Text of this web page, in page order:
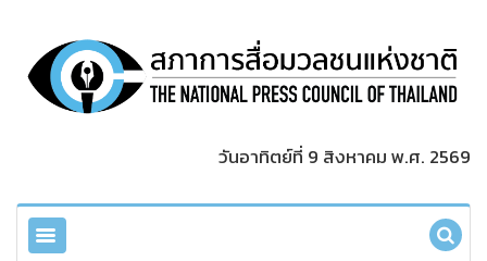
วันอาทิตย์ที่ 9 สิงหาคม พ.ศ. 2569